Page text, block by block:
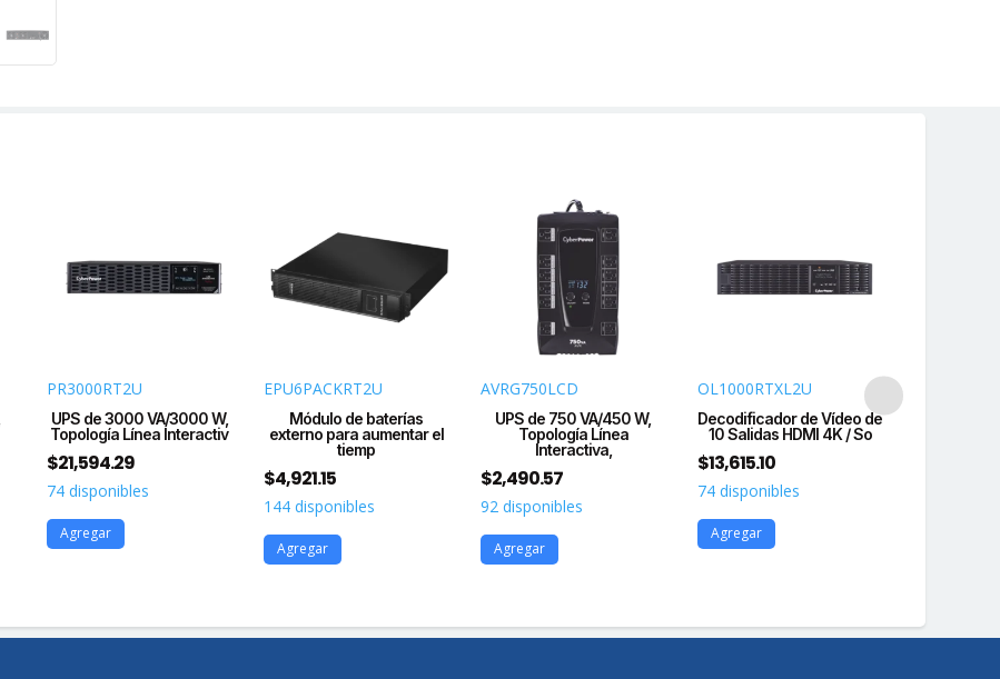
cantidad
PR3000RT2U
UPS de 3000 VA/3000 W,
Topología Línea Interactiv
$21,594.29
74 disponibles
Agregar
EPU6PACKRT2U
Módulo de baterías
externo para aumentar el
tiemp
$4,921.15
144 disponibles
Agregar
AVRG750LCD
UPS de 750 VA/450 W,
Topología Línea
Interactiva,
$2,490.57
92 disponibles
Agregar
OL1000RTXL2U
Decodificador de Vídeo de
10 Salidas HDMI 4K / So
$13,615.10
74 disponibles
Agregar